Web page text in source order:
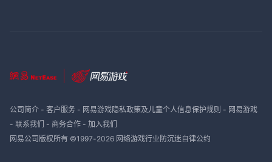
公司简介- 客户服务- 网易游戏隐私政策及儿童个人信息保护规则 - 网易游戏
- 联系我们 - 商务合作- 加入我们
网易公司版权所有 ©1997-2026 网络游戏行业防沉迷自律公约